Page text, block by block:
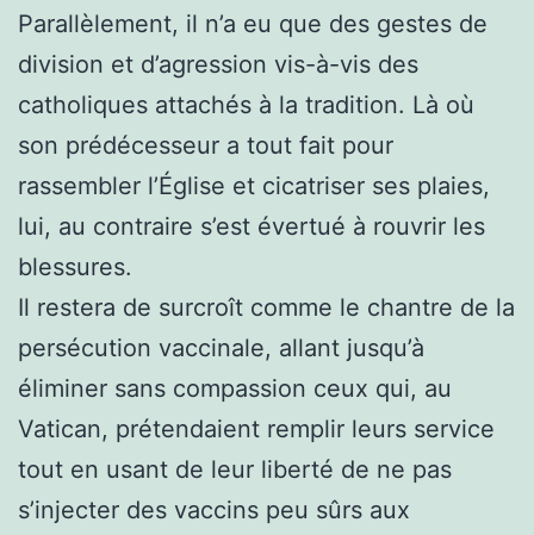
Parallèlement, il n’a eu que des gestes de
division et d’agression vis-à-vis des
catholiques attachés à la tradition. Là où
son prédécesseur a tout fait pour
rassembler l’Église et cicatriser ses plaies,
lui, au contraire s’est évertué à rouvrir les
blessures.
Il restera de surcroît comme le chantre de la
persécution vaccinale, allant jusqu’à
éliminer sans compassion ceux qui, au
Vatican, prétendaient remplir leurs service
tout en usant de leur liberté de ne pas
s’injecter des vaccins peu sûrs aux